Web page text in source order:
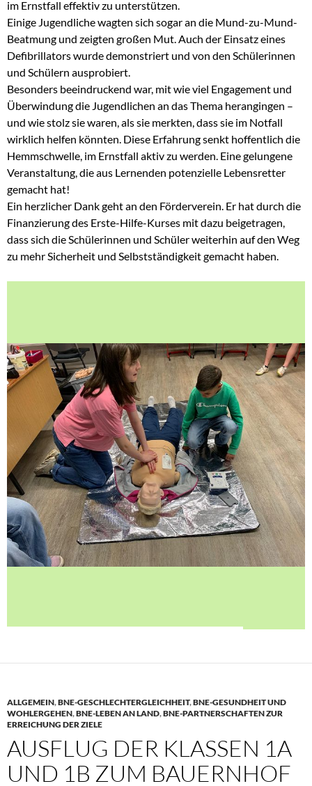
im Ernstfall effektiv zu unterstützen.
Einige Jugendliche wagten sich sogar an die Mund-zu-Mund-
Beatmung und zeigten großen Mut. Auch der Einsatz eines
Defibrillators wurde demonstriert und von den Schülerinnen
und Schülern ausprobiert.
Besonders beeindruckend war, mit wie viel Engagement und
Überwindung die Jugendlichen an das Thema herangingen –
und wie stolz sie waren, als sie merkten, dass sie im Notfall
wirklich helfen könnten. Diese Erfahrung senkt hoffentlich die
Hemmschwelle, im Ernstfall aktiv zu werden. Eine gelungene
Veranstaltung, die aus Lernenden potenzielle Lebensretter
gemacht hat!
Ein herzlicher Dank geht an den Förderverein. Er hat durch die
Finanzierung des Erste-Hilfe-Kurses mit dazu beigetragen,
dass sich die Schülerinnen und Schüler weiterhin auf den Weg
zu mehr Sicherheit und Selbstständigkeit gemacht haben.
ALLGEMEIN,BNE-GESCHLECHTERGLEICHHEIT,BNE-GESUNDHEIT UND
WOHLERGEHEN,BNE-LEBEN AN LAND,BNE-PARTNERSCHAFTEN ZUR
ERREICHUNG DER ZIELE
AUSFLUG DER KLASSEN 1A
UND 1B ZUM BAUERNHOF